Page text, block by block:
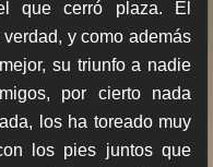
que cerró plaza. El
y como además
su triunfo a nadie
por cierto nada
los ha toreado muy
los pies juntos que